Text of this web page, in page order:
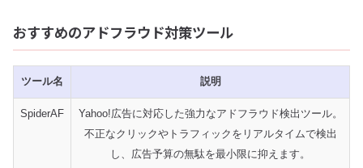
おすすめのアドフラウド対策ツール
ツール名 説明
SpiderAF
Yahoo!広告に対応した強力なアドフラウド検出ツール。
不正なクリックやトラフィックをリアルタイムで検出
し、広告予算の無駄を最小限に抑えます。